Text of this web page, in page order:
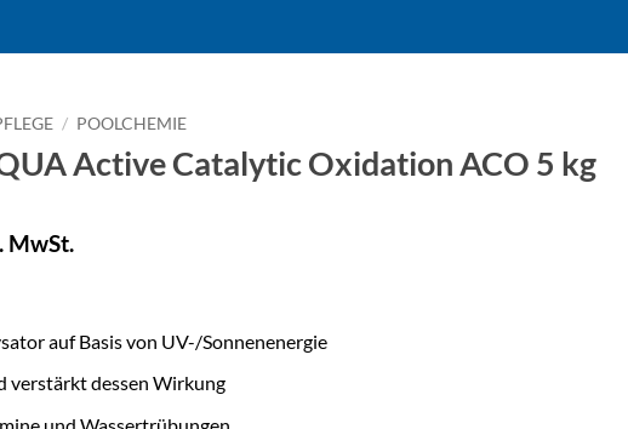
/ POOLCHEMIE
Active Catalytic Oxidation ACO 5 kg
MwSt.
auf Basis von UV-/Sonnenenergie
verstärkt dessen Wirkung